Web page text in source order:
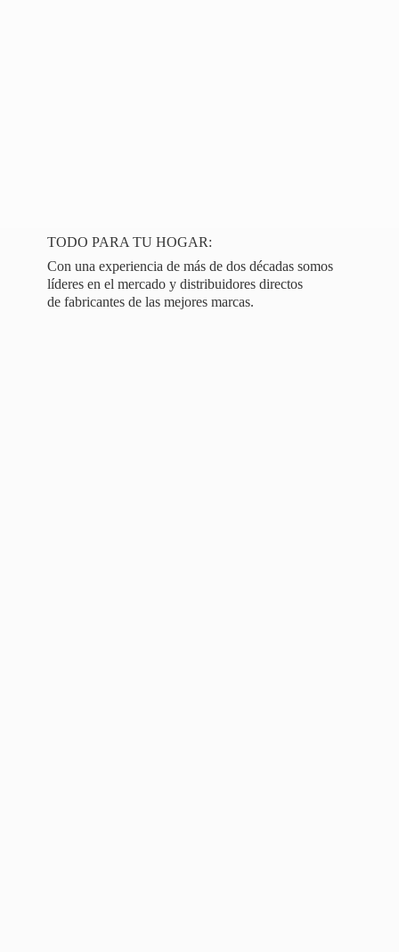
TODO PARA TU HOGAR:
Con una experiencia de más de dos décadas somos
líderes en el mercado y distribuidores directos
de fabricantes de las mejores marcas.